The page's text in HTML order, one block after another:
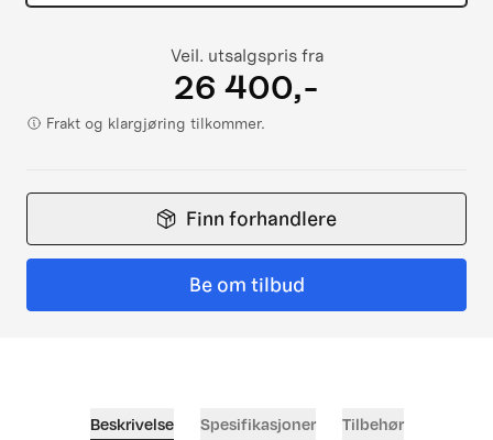
Veil. utsalgspris fra
26 400,-
Frakt og klargjøring tilkommer.
Finn forhandlere
Be om tilbud
Beskrivelse Spesifikasjoner Tilbehør